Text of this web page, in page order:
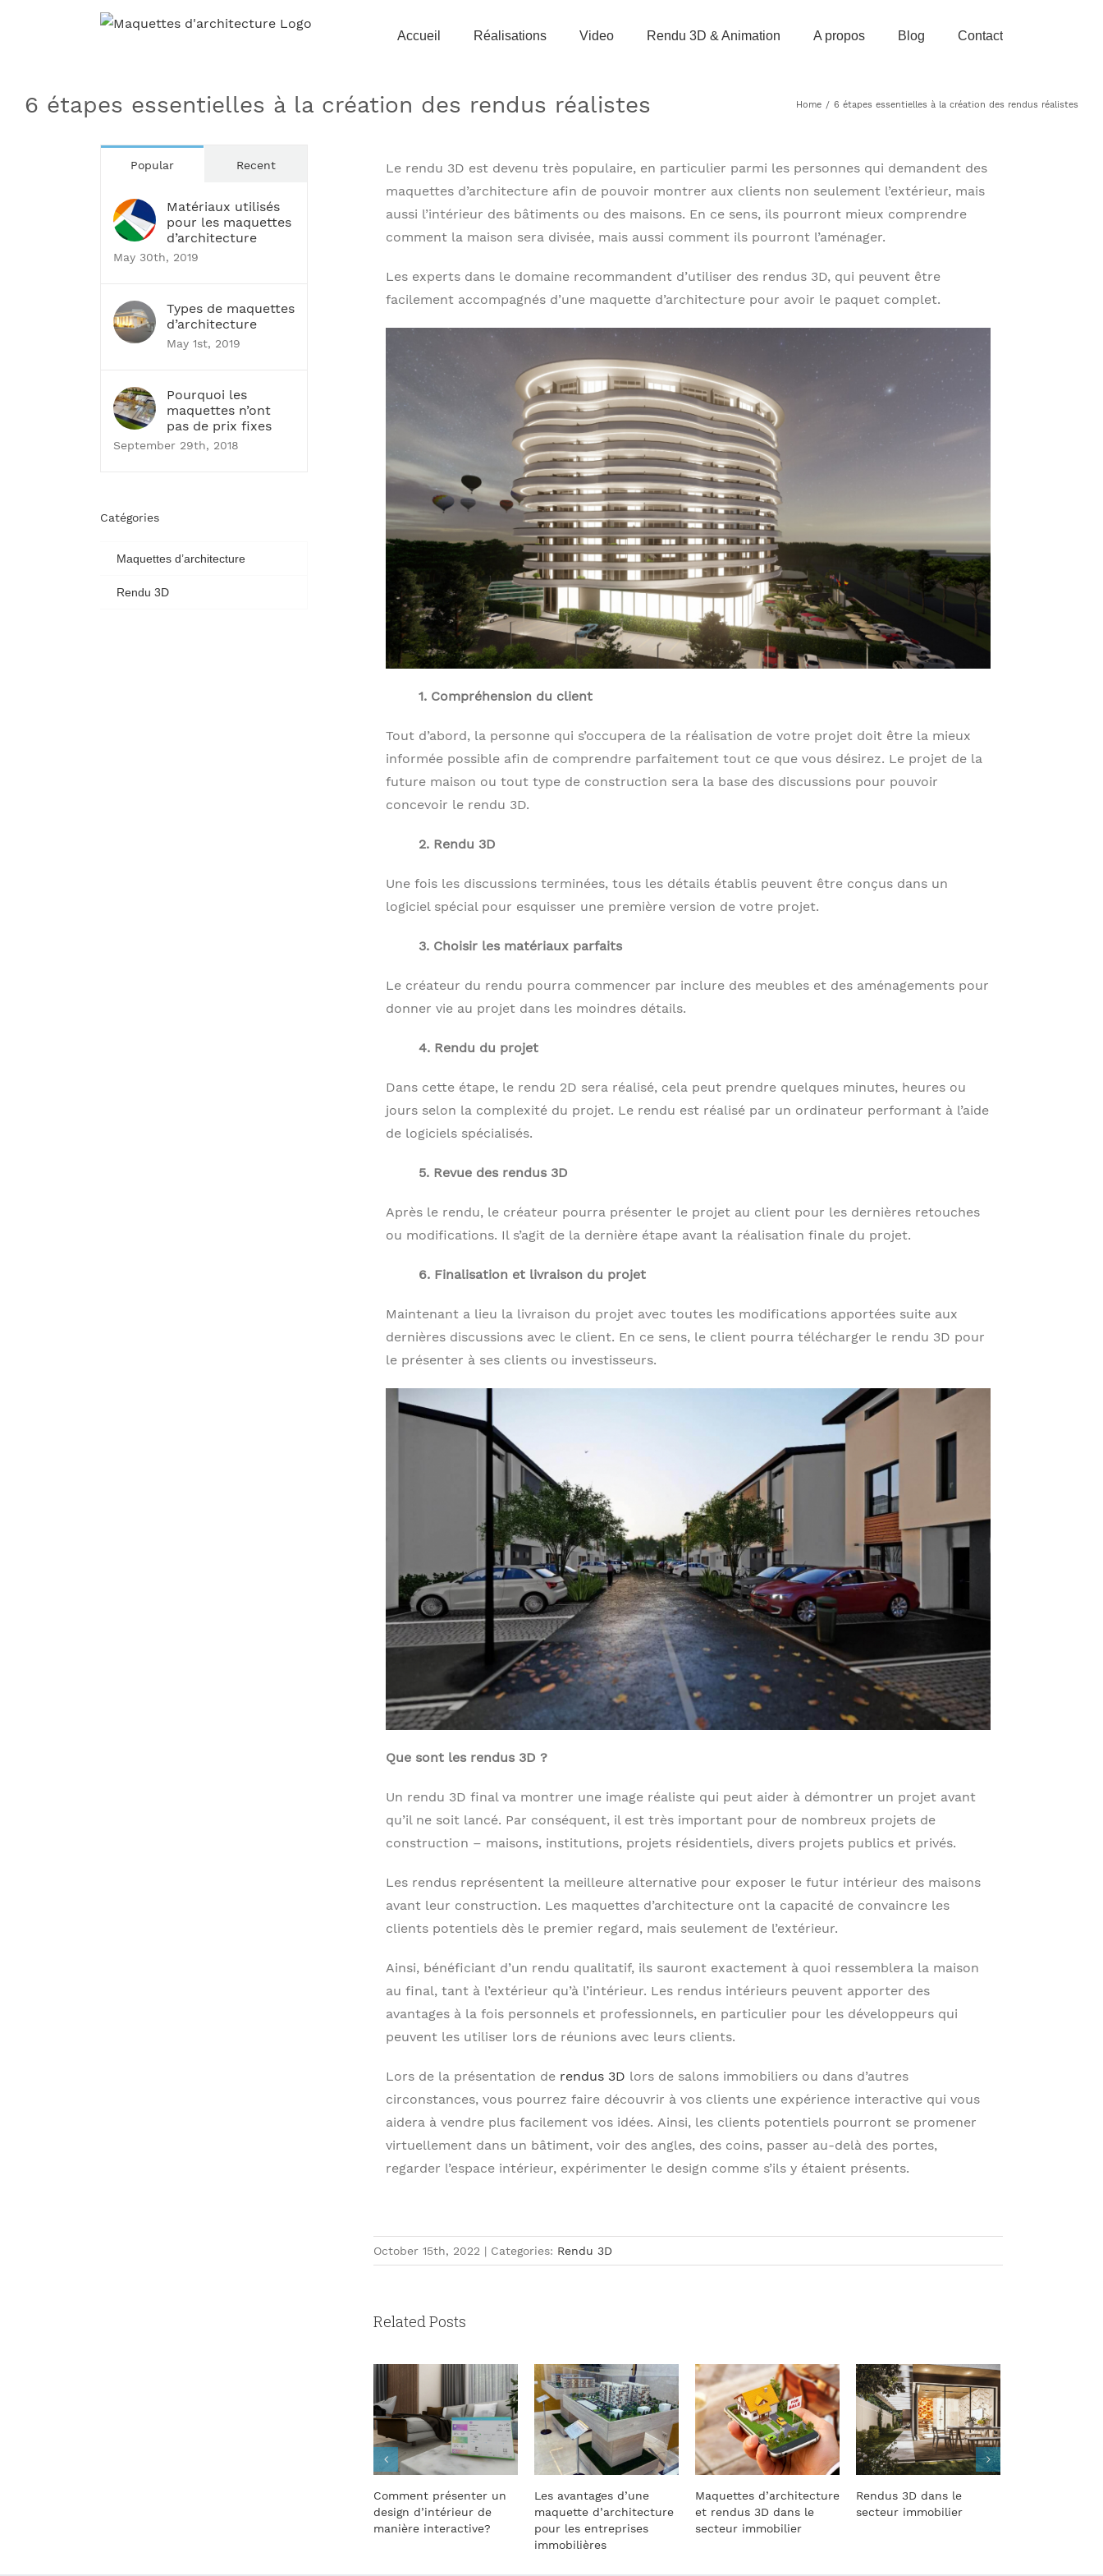
Accueil Réalisations Video Rendu 3D & Animation A propos Blog Contact
6 étapes essentielles à la création des rendus réalistes Home / 6 étapes essentielles à la création des rendus réalistes
Le rendu 3D est devenu très populaire, en particulier parmi les personnes qui demandent des
maquettes d’architecture afin de pouvoir montrer aux clients non seulement l’extérieur, mais
aussi l’intérieur des bâtiments ou des maisons. En ce sens, ils pourront mieux comprendre
comment la maison sera divisée, mais aussi comment ils pourront l’aménager.
Les experts dans le domaine recommandent d’utiliser des rendus 3D, qui peuvent être
facilement accompagnés d’une maquette d’architecture pour avoir le paquet complet.
1. Compréhension du client
Tout d’abord, la personne qui s’occupera de la réalisation de votre projet doit être la mieux
informée possible afin de comprendre parfaitement tout ce que vous désirez. Le projet de la
future maison ou tout type de construction sera la base des discussions pour pouvoir
concevoir le rendu 3D.
2. Rendu 3D
Une fois les discussions terminées, tous les détails établis peuvent être conçus dans un
logiciel spécial pour esquisser une première version de votre projet.
3. Choisir les matériaux parfaits
Le créateur du rendu pourra commencer par inclure des meubles et des aménagements pour
donner vie au projet dans les moindres détails.
4. Rendu du projet
Dans cette étape, le rendu 2D sera réalisé, cela peut prendre quelques minutes, heures ou
jours selon la complexité du projet. Le rendu est réalisé par un ordinateur performant à l’aide
de logiciels spécialisés.
5. Revue des rendus 3D
Après le rendu, le créateur pourra présenter le projet au client pour les dernières retouches
ou modifications. Il s’agit de la dernière étape avant la réalisation finale du projet.
6. Finalisation et livraison du projet
Maintenant a lieu la livraison du projet avec toutes les modifications apportées suite aux
dernières discussions avec le client. En ce sens, le client pourra télécharger le rendu 3D pour
le présenter à ses clients ou investisseurs.
Que sont les rendus 3D ?
Un rendu 3D final va montrer une image réaliste qui peut aider à démontrer un projet avant
qu’il ne soit lancé. Par conséquent, il est très important pour de nombreux projets de
construction – maisons, institutions, projets résidentiels, divers projets publics et privés.
Les rendus représentent la meilleure alternative pour exposer le futur intérieur des maisons
avant leur construction. Les maquettes d’architecture ont la capacité de convaincre les
clients potentiels dès le premier regard, mais seulement de l’extérieur.
Ainsi, bénéficiant d’un rendu qualitatif, ils sauront exactement à quoi ressemblera la maison
au final, tant à l’extérieur qu’à l’intérieur. Les rendus intérieurs peuvent apporter des
avantages à la fois personnels et professionnels, en particulier pour les développeurs qui
peuvent les utiliser lors de réunions avec leurs clients.
Lors de la présentation de rendus 3D lors de salons immobiliers ou dans d’autres
circonstances, vous pourrez faire découvrir à vos clients une expérience interactive qui vous
aidera à vendre plus facilement vos idées. Ainsi, les clients potentiels pourront se promener
virtuellement dans un bâtiment, voir des angles, des coins, passer au-delà des portes,
regarder l’espace intérieur, expérimenter le design comme s’ils y étaient présents.
October 15th, 2022 | Categories: Rendu 3D
Related Posts
Les avantages d’une
maquette d’architecture
pour les entreprises
Maquettes d’architecture
et rendus 3D dans le
secteur immobilier
Rendus 3D dans le
secteur immobilier
Marketing pré-
construction dans
Popular Recent
Matériaux utilisés
pour les maquettes
d’architecture
May 30th, 2019
Types de maquettes
d’architecture
May 1st, 2019
Pourquoi les
maquettes n’ont
pas de prix fixes
September 29th, 2018
Catégories
Maquettes d’architecture
Rendu 3D